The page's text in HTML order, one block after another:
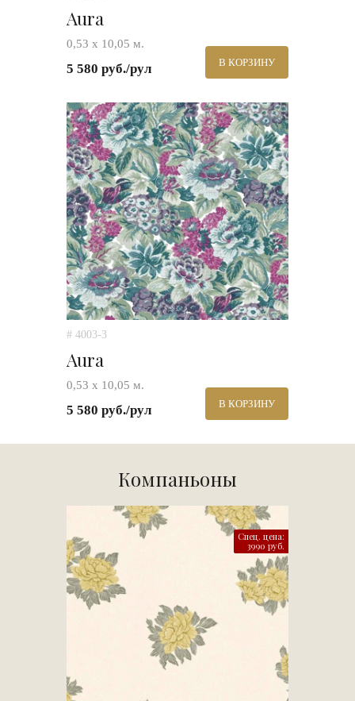
Aura
0,53 х 10,05 м.
5 580 руб./рул В КОРЗИНУ
# 4003-3
Aura
0,53 х 10,05 м.
5 580 руб./рул В КОРЗИНУ
Компаньоны
Спец. цена:
3990 руб.